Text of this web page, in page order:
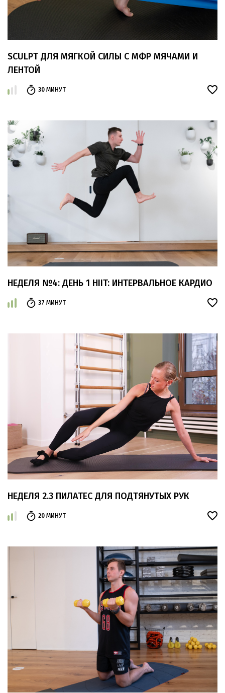
SCULPT ДЛЯ МЯГКОЙ СИЛЫ С МФР МЯЧАМИ И
ЛЕНТОЙ
30 МИНУТ
НЕДЕЛЯ №4: ДЕНЬ 1 HIIT: ИНТЕРВАЛЬНОЕ КАРДИО
37 МИНУТ
НЕДЕЛЯ 2.3 ПИЛАТЕС ДЛЯ ПОДТЯНУТЫХ РУК
20 МИНУТ